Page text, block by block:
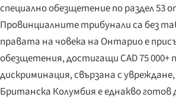
специално обезщетение по раздел 53
Провинциалните трибунали са без
правата на човека на Онтарио е
обезщетения, достигащи CAD 75 000+
дискриминация, свързана с
Британска Колумбия е еднакво готов